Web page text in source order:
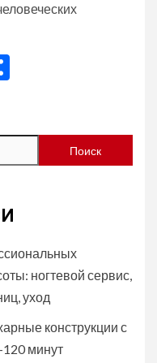
Поиск
ногтевой сервис,
уход
конструкции с
минут